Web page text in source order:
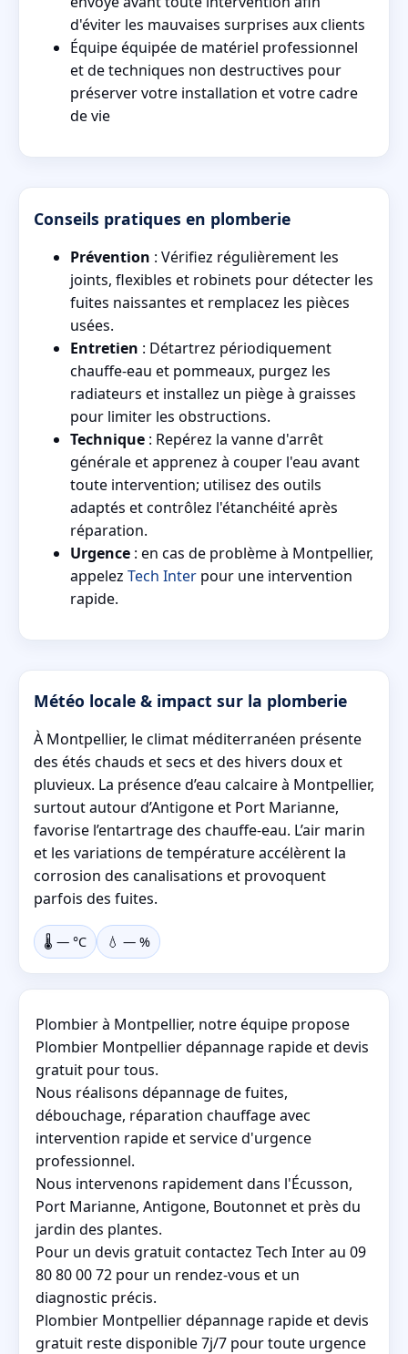
d'éviter les mauvaises surprises aux clients
Équipe équipée de matériel professionnel
et de techniques non destructives pour
préserver votre installation et votre cadre
de vie
Conseils pratiques en plomberie
Prévention : Vérifiez régulièrement les
joints, flexibles et robinets pour détecter les
fuites naissantes et remplacez les pièces
usées.
Entretien : Détartrez périodiquement
chauffe-eau et pommeaux, purgez les
radiateurs et installez un piège à graisses
pour limiter les obstructions.
Technique : Repérez la vanne d'arrêt
générale et apprenez à couper l'eau avant
toute intervention; utilisez des outils
adaptés et contrôlez l'étanchéité après
réparation.
Urgence : en cas de problème à Montpellier,
appelez Tech Inter pour une intervention
rapide.
Météo locale & impact sur la plomberie
À Montpellier, le climat méditerranéen présente
des étés chauds et secs et des hivers doux et
pluvieux. La présence d’eau calcaire à Montpellier,
surtout autour d’Antigone et Port Marianne,
favorise l’entartrage des chauffe-eau. L’air marin
et les variations de température accélèrent la
corrosion des canalisations et provoquent
parfois des fuites.
🌡️ — °C 💧 — %
Plombier à Montpellier, notre équipe propose
Plombier Montpellier dépannage rapide et devis
gratuit pour tous.
Nous réalisons dépannage de fuites,
débouchage, réparation chauffage avec
intervention rapide et service d'urgence
professionnel.
Nous intervenons rapidement dans l'Écusson,
Port Marianne, Antigone, Boutonnet et près du
jardin des plantes.
Pour un devis gratuit contactez Tech Inter au 09
80 80 00 72 pour un rendez-vous et un
diagnostic précis.
Plombier Montpellier dépannage rapide et devis
gratuit reste disponible 7j/7 pour toute urgence